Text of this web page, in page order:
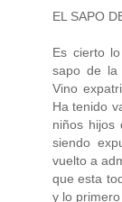
EL SAPO
Es cierto
sapo de la
Vino
Ha tenido
niños hijos
siendo
vuelto a
que esta
y lo